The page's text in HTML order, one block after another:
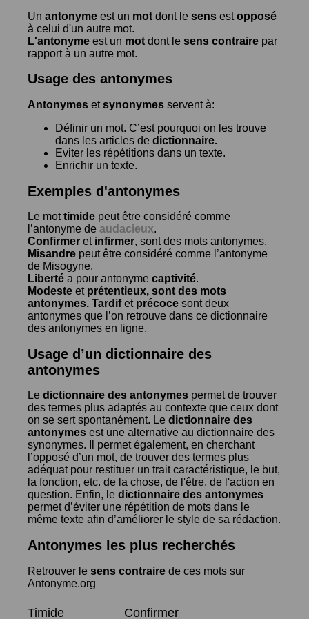
Un antonyme est un mot dont le sens estopposé
à celui d'un autre mot.
L'antonyme est un mot dont le sens contraire par
rapport à un autre mot.
Usage des antonymes
Antonymes etsynonymes servent à:
Définir un mot. C’est pourquoi on les trouve
dans les articles de dictionnaire.
Eviter les répétitions dans un texte.
Enrichir un texte.
Exemples d'antonymes
Le mottimide peut être considéré comme
l’antonyme de audacieux.
Confirmer et infirmer, sont des mots antonymes.
Misandre peut être considéré comme l’antonyme
de Misogyne.
Liberté a pour antonyme captivité.
Modeste et prétentieux, sont des mots
antonymes. Tardifet précoce sont deux
antonymes que l’on retrouve dans ce dictionnaire
des antonymes en ligne.
Usage d’un dictionnaire des
antonymes
Le dictionnaire des antonymes permet de trouver
des termes plus adaptés au contexte que ceux dont
on se sert spontanément. Le dictionnaire des
antonymes est une alternative au dictionnaire des
synonymes. Il permet également, en cherchant
l’opposé d’un mot, de trouver des termes plus
adéquat pour restituer un trait caractéristique, le but,
la fonction, etc. de la chose, de l'être, de l'action en
question. Enfin, le dictionnaire des antonymes
permet d’éviter une répétition de mots dans le
même texte afin d’améliorer le style de sa rédaction.
Antonymes les plus recherchés
Retrouver le sens contraire de ces mots sur
Antonyme.org
Timide Confirmer